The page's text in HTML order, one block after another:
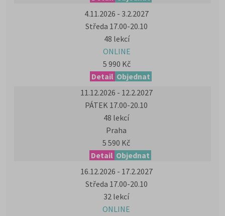
4.11.2026 - 3.2.2027
Středa 17.00-20.10
48 lekcí
ONLINE
5 990 Kč
Detail Objednat
11.12.2026 - 12.2.2027
PÁTEK 17.00-20.10
48 lekcí
Praha
5 590 Kč
Detail Objednat
16.12.2026 - 17.2.2027
Středa 17.00-20.10
32 lekcí
ONLINE